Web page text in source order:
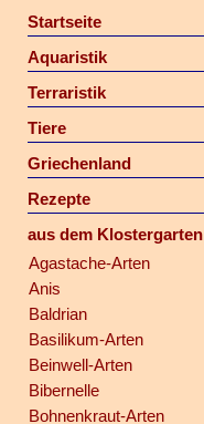
Startseite
Aquaristik
Terraristik
Tiere
Griechenland
Rezepte
aus dem Klostergarten
Agastache-Arten
Anis
Baldrian
Basilikum-Arten
Beinwell-Arten
Bibernelle
Bohnenkraut-Arten